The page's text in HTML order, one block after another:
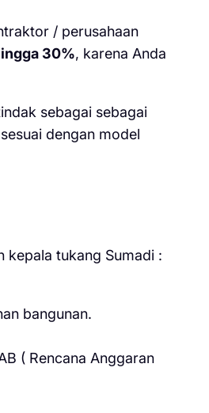
/ perusahaan
30%, karena Anda
sebagai sebagai
dengan model
kepala tukang Sumadi :
bangunan.
( Rencana Anggaran